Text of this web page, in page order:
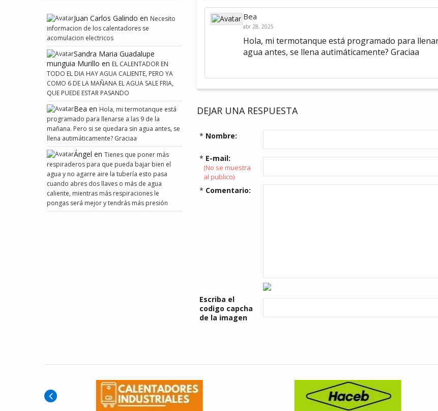
Juan Carlos Galindo en Necesito
informacion de los calentadores se
acomulacion electricos
Sandra Maria Guadalupe
munguia Murillo en EL CALENTADOR EN
TODO EL DIA HAY AGUA CALIENTE, PERO YA
COMO 6 DE LA MAÑANA EL AGUA SALE FRIA,
QUE PUEDE ESTAR PASANDO
Bea en Hola, mi termotanque está
programado para llenarse a las 9 de la
mañana. Pero si se quedara sin agua antes, se
llena autimáticamente? Graciaa
Ángel en Tienes que poner más
respiraderos para que pueda bajar bien el
agua y no agarre aire la tubería esto pasa
cuando abres dos llaves o más de agua
caliente, mientras más respiraciones le
pongas será mejor y tendrás más presión
Bea
abr 28, 2025
Hola, mi termotanque está programado para
agua antes, se llena autimáticamente? Graciaa
DEJAR UNA RESPUESTA
* Nombre:
* E-mail:
(No se muestra
al publico)
* Comentario:
Escriba el
codigo capcha
de la imagen